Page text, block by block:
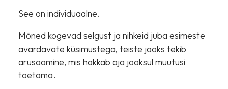
See on individuaalne.
Mõned kogevad selgust ja nihkeid juba esimeste
avardavate küsimustega, teiste jaoks tekib
arusaamine, mis hakkab aja jooksul muutusi
toetama.